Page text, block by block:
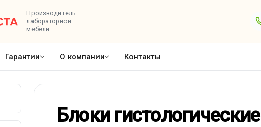
Производитель
лабораторной
мебели
Гарантии О компании Контакты
Блоки гистологические